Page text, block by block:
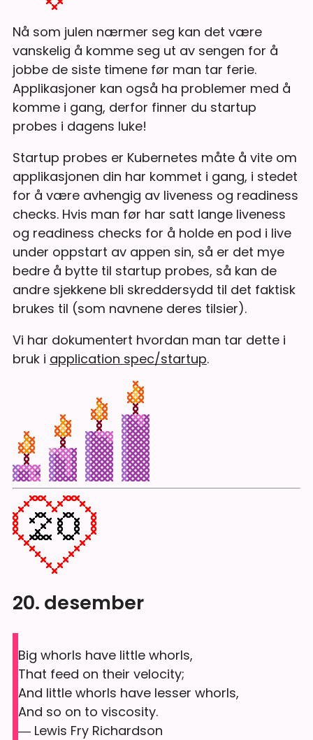
Nå som julen nærmer seg kan det være
vanskelig å komme seg ut av sengen for å
jobbe de siste timene før man tar ferie.
Applikasjoner kan også ha problemer med å
komme i gang, derfor finner du startup
probes i dagens luke!
Startup probes er Kubernetes måte å vite om
applikasjonen din har kommet i gang, i stedet
for å være avhengig av liveness og readiness
checks. Hvis man før har satt lange liveness
og readiness checks for å holde en pod i live
under oppstart av appen sin, så er det mye
bedre å bytte til startup probes, så kan de
andre sjekkene bli skreddersydd til det faktisk
brukes til (som navnene deres tilsier).
Vi har dokumentert hvordan man tar dette i
bruk i application spec/startup.
20. desember
Big whorls have little whorls,
That feed on their velocity;
And little whorls have lesser whorls,
And so on to viscosity.
― Lewis Fry Richardson